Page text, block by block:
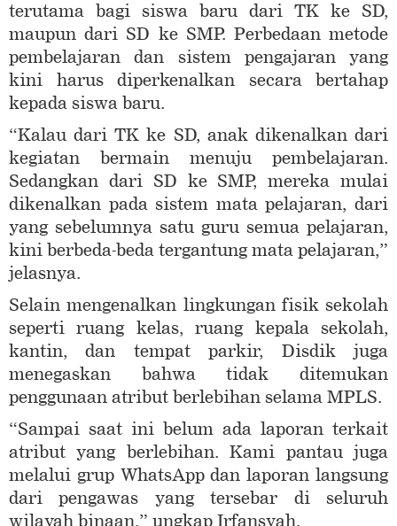
terutama bagi siswa baru dari TK ke SD,
maupun dari SD ke SMP. Perbedaan metode
pembelajaran dan sistem pengajaran yang
kini harus diperkenalkan secara bertahap
kepada siswa baru.
“Kalau dari TK ke SD, anak dikenalkan dari
kegiatan bermain menuju pembelajaran.
Sedangkan dari SD ke SMP, mereka mulai
dikenalkan pada sistem mata pelajaran, dari
yang sebelumnya satu guru semua pelajaran,
kini berbeda-beda tergantung mata pelajaran,”
jelasnya.
Selain mengenalkan lingkungan fisik sekolah
seperti ruang kelas, ruang kepala sekolah,
kantin, dan tempat parkir, Disdik juga
menegaskan bahwa tidak ditemukan
penggunaan atribut berlebihan selama MPLS.
“Sampai saat ini belum ada laporan terkait
atribut yang berlebihan. Kami pantau juga
melalui grup WhatsApp dan laporan langsung
dari pengawas yang tersebar di seluruh
wilayah binaan,” ungkap Irfansyah.